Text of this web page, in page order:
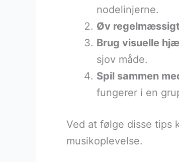
nodelinjerne.
Øv regelmæssigt
Brug visuelle
sjov måde.
Spil sammen
fungerer i en
Ved at følge disse tips
musikoplevelse.